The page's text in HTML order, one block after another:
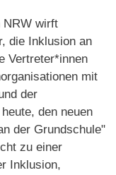
NRW wirft
die Inklusion an
Vertreter*innen
mit
der
den neuen
der Grundschule"
zu einer
Inklusion,